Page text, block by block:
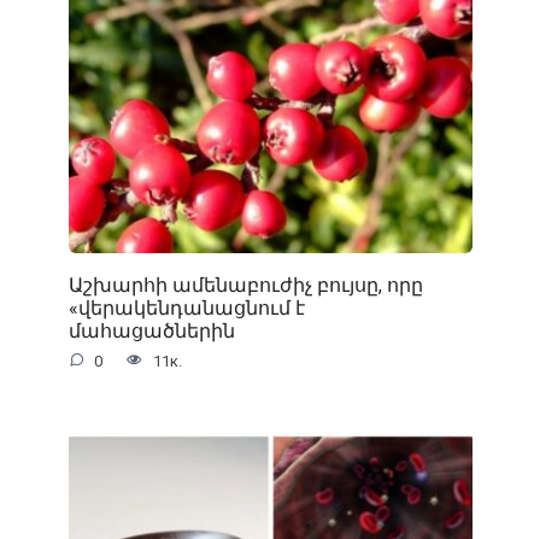
Աշխարհի ամենաբուժիչ բույսը, որը
«վերակենդանացնում է
մահացածներին
0 11к.